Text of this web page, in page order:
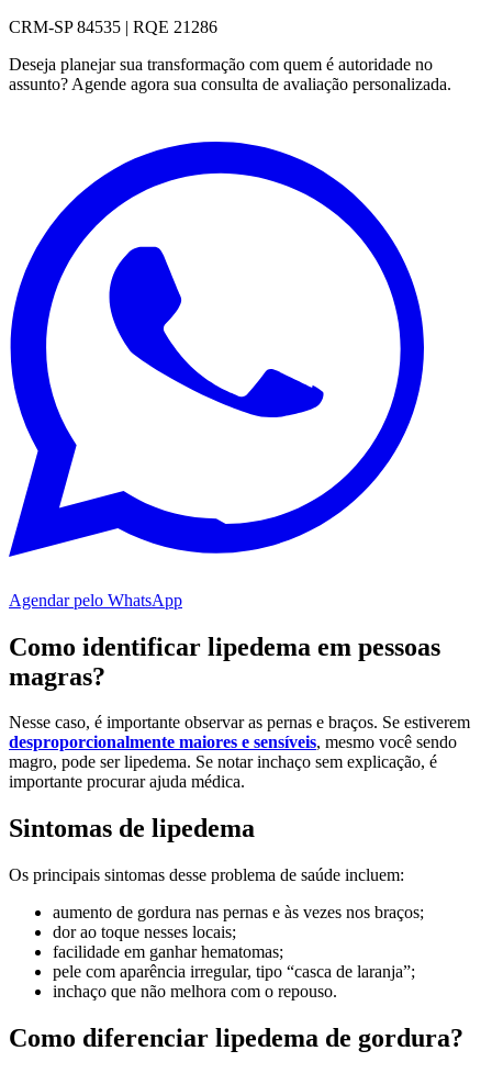
CRM-SP 84535 | RQE 21286
Deseja planejar sua transformação com quem é autoridade no
assunto? Agende agora sua consulta de avaliação personalizada.
Agendar pelo WhatsApp
Como identificar lipedema em pessoas
magras?
Nesse caso, é importante observar as pernas e braços. Se estiverem
desproporcionalmente maiores e sensíveis, mesmo você sendo
magro, pode ser lipedema. Se notar inchaço sem explicação, é
importante procurar ajuda médica.
Sintomas de lipedema
Os principais sintomas desse problema de saúde incluem:
aumento de gordura nas pernas e às vezes nos braços;
dor ao toque nesses locais;
facilidade em ganhar hematomas;
pele com aparência irregular, tipo “casca de laranja”;
inchaço que não melhora com o repouso.
Como diferenciar lipedema de gordura?